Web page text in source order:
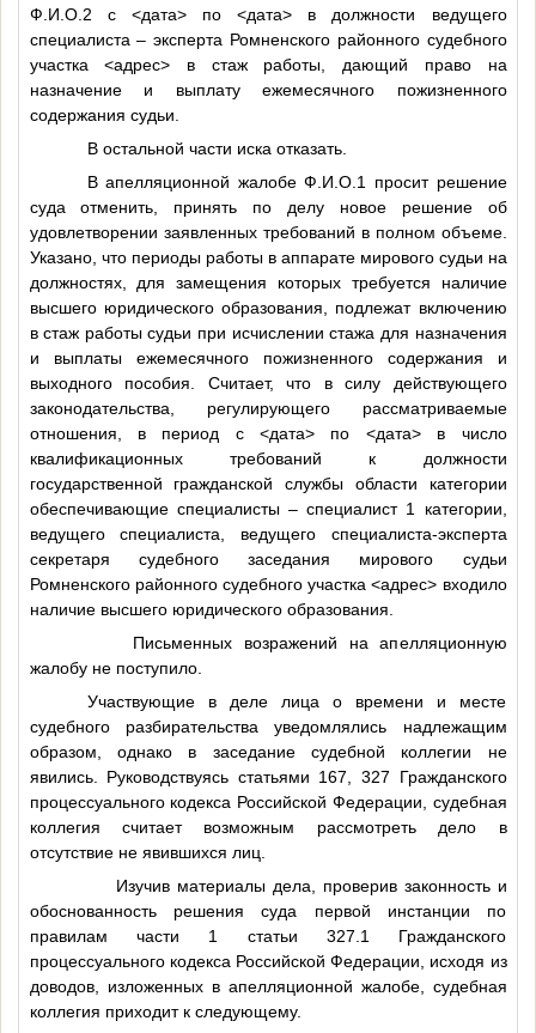
Ф.И.О.2 с <дата>по<дата> в должности ведущего
специалиста – эксперта Ромненского районного судебного
участка<адрес> в стаж работы, дающий право на
назначение и выплату ежемесячного пожизненного
содержания судьи.
В остальной части иска отказать.
В апелляционной жалобеФ.И.О.1
просит решение
суда отменить, принять по делу новое решение об
удовлетворении заявленных требований в полном объеме.
Указано, что периоды работы в аппарате мирового судьи на
должностях, для замещения которых требуется наличие
высшего юридического образования, подлежат включению
в стаж работы судьи при исчислении стажа для назначения
и выплаты ежемесячного пожизненного содержания и
выходного пособия. Считает, что в силу действующего
законодательства, регулирующего рассматриваемые
отношения, в период с <дата> по <дата>в число
квалификационных требований к должности
государственной гражданской службы области категории
обеспечивающие специалисты – специалист 1 категории,
ведущего специалиста, ведущего специалиста-эксперта
секретаря судебного заседания мирового судьи
Ромненского районного судебного участка<адрес> входило
наличие высшего юридического образования.
Письменных возражений на апелляционную
жалобу не поступило.
Участвующие в деле лица о времени и месте
судебного разбирательства уведомлялись надлежащим
образом, однако в заседание судебной коллегии не
явились. Руководствуясь статьями 167, 327 Гражданского
процессуального кодекса Российской Федерации, судебная
коллегия считает возможным рассмотреть дело в
отсутствие не явившихся лиц.
Изучив материалы дела, проверив законность и
обоснованность решения суда первой инстанции по
правилам части 1 статьи 327.1 Гражданского
процессуального кодекса Российской Федерации, исходя из
доводов, изложенных в апелляционной жалобе, судебная
коллегия приходит к следующему.